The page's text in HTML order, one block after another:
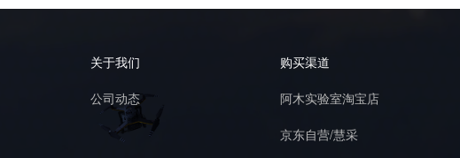
关于我们
公司动态
购买渠道
阿木实验室淘宝店
京东自营/慧采